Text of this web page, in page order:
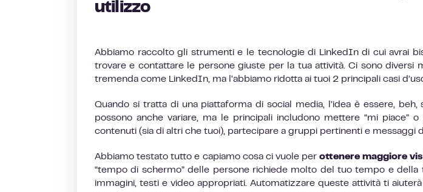
utilizzo
Abbiamo raccolto gli strumenti e le tecnologie di LinkedIn di cui avrai
trovare e contattare le persone giuste per la tua attività. Ci sono diversi
tremenda come LinkedIn, ma l’abbiamo ridotta ai tuoi 2 principali casi
Quando si tratta di una piattaforma di social media, l’idea è essere, beh,
possono anche variare, ma le principali includono mettere “mi piace”
contenuti (sia di altri che tuoi), partecipare a gruppi pertinenti e messaggi
Abbiamo testato tutto e capiamo cosa ci vuole perottenere maggiore
“tempo di schermo” delle persone richiede molto del tuo tempo e della
immagini, testi e video appropriati. Automatizzare queste attività ti